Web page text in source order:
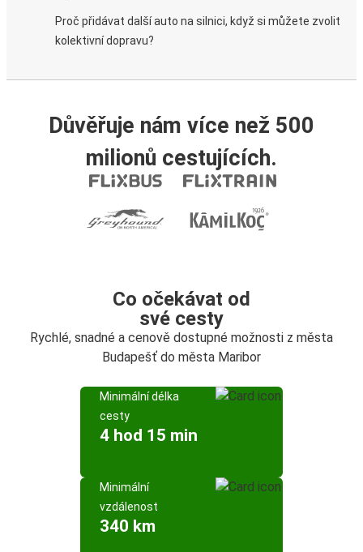
Proč přidávat další auto na silnici, když si můžete zvolit
kolektivní dopravu?
Důvěřuje nám více než 500
milionů cestujících.
Co očekávat od
své cesty
Rychlé, snadné a cenově dostupné možnosti z města
Budapešť do města Maribor
Minimální délka
cesty
4 hod 15 min
Minimální
vzdálenost
340 km